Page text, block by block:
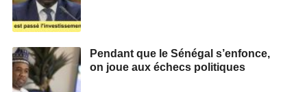
Pendant que le Sénégal s’enfonce,
on joue aux échecs politiques